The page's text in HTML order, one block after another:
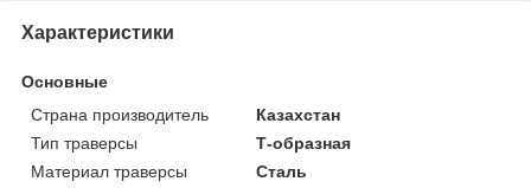
Характеристики
Основные
Страна производитель
Казахстан
Тип траверсы
Т-образная
Материал траверсы
Сталь